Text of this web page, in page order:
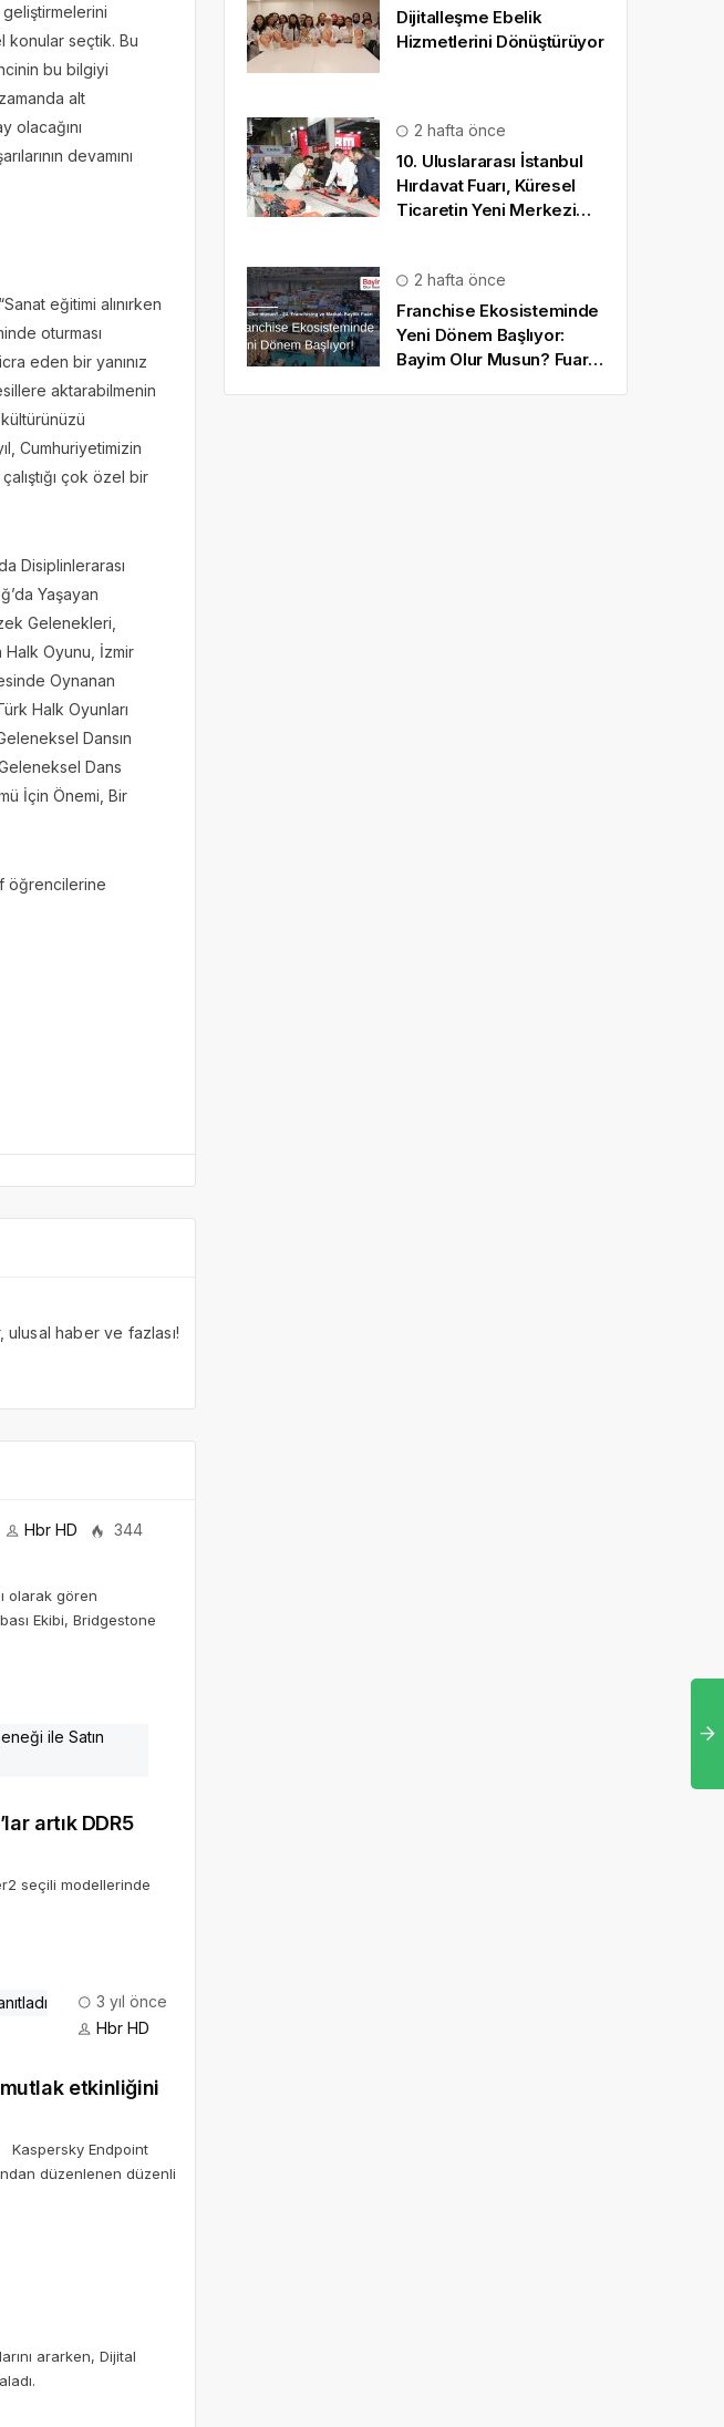
konular seçtik. Bu
bu bilgiyi
alt
olacağını
devamını
eğitimi alınırken
oturması
eden bir yanınız
aktarabilmenin
Cumhuriyetimizin
çok özel bir
Disiplinlerarası
Yaşayan
Gelenekleri,
Halk Oyunu, İzmir
Oynanan
Halk Oyunları
Dansın
Dans
İçin Önemi, Bir
öğrencilerine
haber ve fazlası!
Hbr HD 344
olarak gören
Ekibi, Bridgestone
artık DDR5
seçili modellerinde
3 yıl önce
Hbr HD
etkinliğini
Kaspersky Endpoint
düzenlenen düzenli
ararken, Dijital
Dijitalleşme Ebelik
Hizmetlerini Dönüştürüyor
2 hafta önce
10. Uluslararası İstanbul
Hırdavat Fuarı, Küresel
Ticaretin Yeni Merkezi
2 hafta önce
Franchise Ekosisteminde
Yeni Dönem Başlıyor:
Bayim Olur Musun? Fuarı